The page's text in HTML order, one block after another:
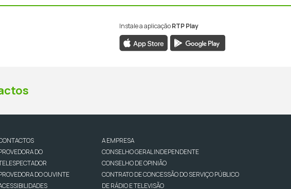
Instale a aplicaçãoRTP Play
DO
DO OUVINTE
A EMPRESA
CONSELHO GERAL INDEPENDENTE
CONSELHO DE OPINIÃO
CONTRATO DE CONCESSÃO DO SERVIÇO PÚBLICO
DE RÁDIO E TELEVISÃO